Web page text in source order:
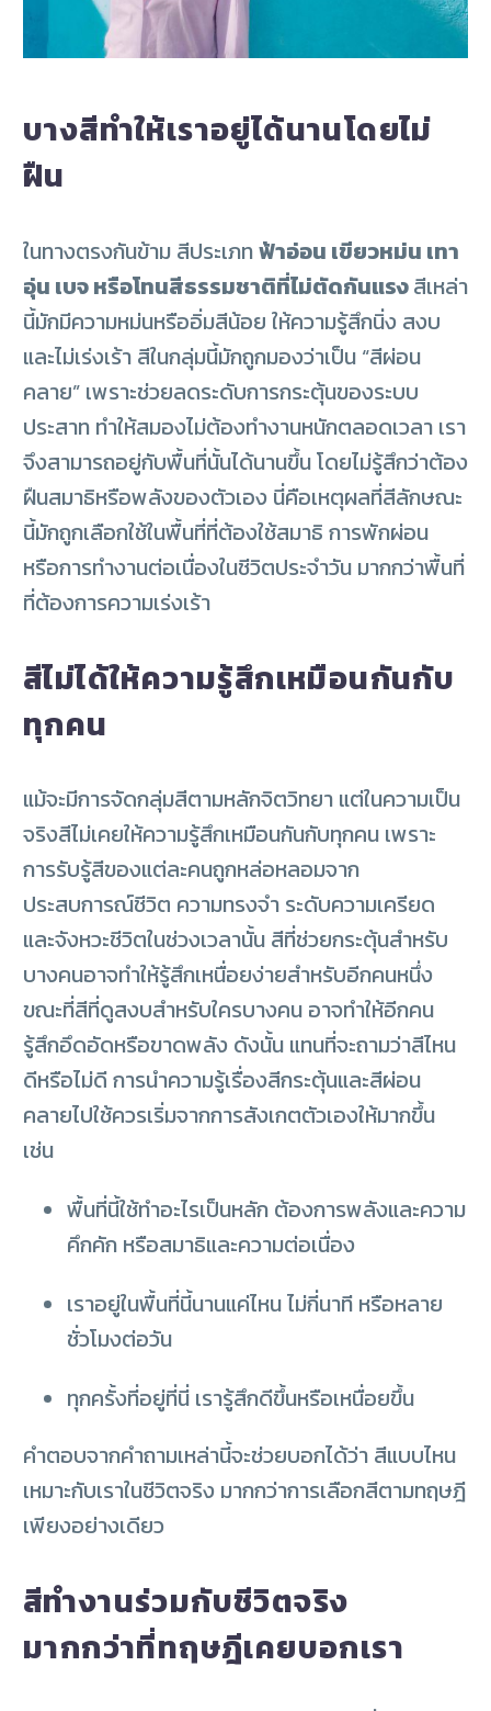
บางสีทำให้เราอยู่ได้นานโดยไม่
ฝืน
ในทางตรงกันข้าม สีประเภทฟ้าอ่อน เขียวหม่น เทา
อุ่น เบจ หรือโทนสีธรรมชาติที่ไม่ตัดกันแรงสีเหล่า
นี้มักมีความหม่นหรืออิ่มสีน้อย ให้ความรู้สึกนิ่ง สงบ
และไม่เร่งเร้า สีในกลุ่มนี้มักถูกมองว่าเป็น “สีผ่อน
คลาย” เพราะช่วยลดระดับการกระตุ้นของระบบ
ประสาท ทำให้สมองไม่ต้องทำงานหนักตลอดเวลา เรา
จึงสามารถอยู่กับพื้นที่นั้นได้นานขึ้น โดยไม่รู้สึกว่าต้อง
ฝืนสมาธิหรือพลังของตัวเอง นี่คือเหตุผลที่สีลักษณะ
นี้มักถูกเลือกใช้ในพื้นที่ที่ต้องใช้สมาธิ การพักผ่อน
หรือการทำงานต่อเนื่องในชีวิตประจำวัน มากกว่าพื้นที่
ที่ต้องการความเร่งเร้า
สีไม่ได้ให้ความรู้สึกเหมือนกันกับ
ทุกคน
แม้จะมีการจัดกลุ่มสีตามหลักจิตวิทยา แต่ในความเป็น
จริงสีไม่เคยให้ความรู้สึกเหมือนกันกับทุกคน เพราะ
การรับรู้สีของแต่ละคนถูกหล่อหลอมจาก
ประสบการณ์ชีวิต ความทรงจำ ระดับความเครียด
และจังหวะชีวิตในช่วงเวลานั้น สีที่ช่วยกระตุ้นสำหรับ
บางคนอาจทำให้รู้สึกเหนื่อยง่ายสำหรับอีกคนหนึ่ง
ขณะที่สีที่ดูสงบสำหรับใครบางคน อาจทำให้อีกคน
รู้สึกอึดอัดหรือขาดพลัง ดังนั้น แทนที่จะถามว่าสีไหน
ดีหรือไม่ดี การนำความรู้เรื่องสีกระตุ้นและสีผ่อน
คลายไปใช้ควรเริ่มจากการสังเกตตัวเองให้มากขึ้น
เช่น
พื้นที่นี้ใช้ทำอะไรเป็นหลัก ต้องการพลังและความ
คึกคัก หรือสมาธิและความต่อเนื่อง
เราอยู่ในพื้นที่นี้นานแค่ไหน ไม่กี่นาที หรือหลาย
ชั่วโมงต่อวัน
ทุกครั้งที่อยู่ที่นี่ เรารู้สึกดีขึ้นหรือเหนื่อยขึ้น
คำตอบจากคำถามเหล่านี้จะช่วยบอกได้ว่า สีแบบไหน
เหมาะกับเราในชีวิตจริง มากกว่าการเลือกสีตามทฤษฎี
เพียงอย่างเดียว
สีทำงานร่วมกับชีวิตจริง
มากกว่าที่ทฤษฎีเคยบอกเรา